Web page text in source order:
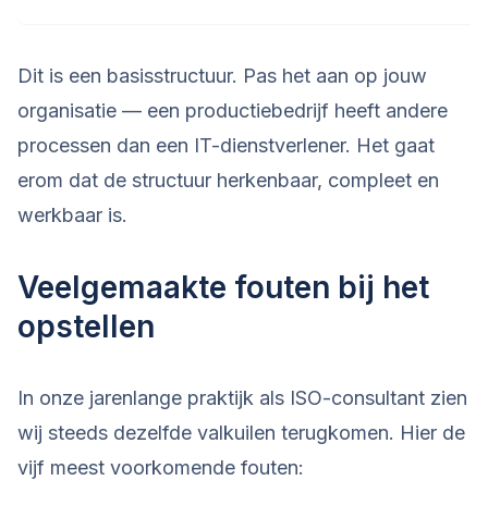
Dit is een basisstructuur. Pas het aan op jouw
organisatie — een productiebedrijf heeft andere
processen dan een IT-dienstverlener. Het gaat
erom dat de structuur herkenbaar, compleet en
werkbaar is.
Veelgemaakte fouten bij het
opstellen
In onze jarenlange praktijk als ISO-consultant zien
wij steeds dezelfde valkuilen terugkomen. Hier de
vijf meest voorkomende fouten: